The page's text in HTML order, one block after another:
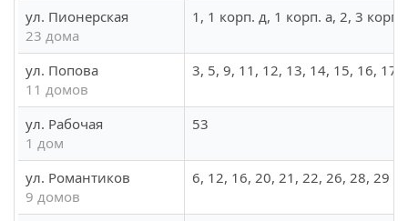
ул. Пионерская
23 дома
1, 1 корп. д, 1 корп. а, 2, 3
ул. Попова
11 домов
3, 5, 9, 11, 12, 13, 14, 15, 16, 17,
ул. Рабочая
1 дом
53
ул. Романтиков
9 домов
6, 12, 16, 20, 21, 22, 26, 28, 29